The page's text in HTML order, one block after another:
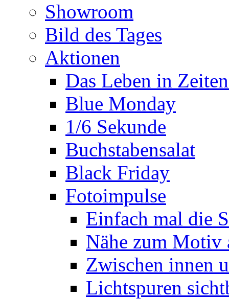
Showroom
Bild des Tages
Aktionen
Das Leben in
Blue Monday
1/6 Sekunde
Buchstabensalat
Black Friday
Fotoimpulse
Einfach mal die
Nähe zum Motiv
Zwischen innen
Lichtspuren